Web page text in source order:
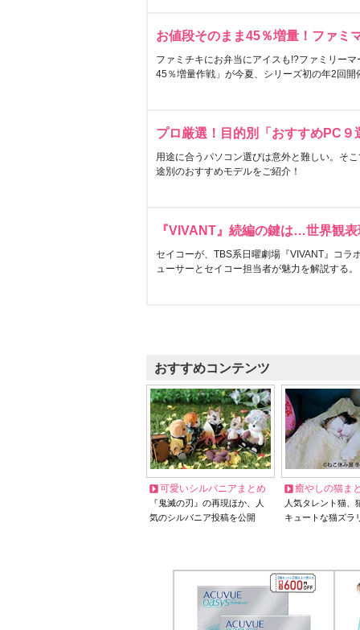
お値段そのまま45％増量！ファミ
ファミチキにお弁当にアイスも!?ファミリー
45％増量作戦」が今夏、シリーズ初の年2回開
プロ厳選！目的別「おすすめPC９
用途に合うパソコン選びは意外と難しい。そ
途別のおすすめモデルをご紹介！
『VIVANT』続編の鍵は…世界観
セイコーが、TBS系日曜劇場『VIVANT』コラ
ューサーとセイコー担当者が魅力を解説する。
おすすめコンテンツ
可愛いシルバニアまとめ
『鬼滅の刃』の再現ほか、人
気のシルバニア投稿を公開
癒やしの猫ま
人気タレント猫
キュートな猫ズラ